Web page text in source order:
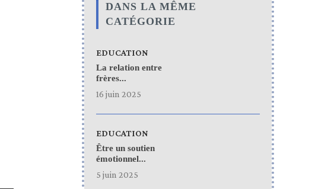
DANS LA MÊME
CATÉGORIE
EDUCATION
La relation entre
frères...
16 juin 2025
EDUCATION
Être un soutien
émotionnel...
5 juin 2025